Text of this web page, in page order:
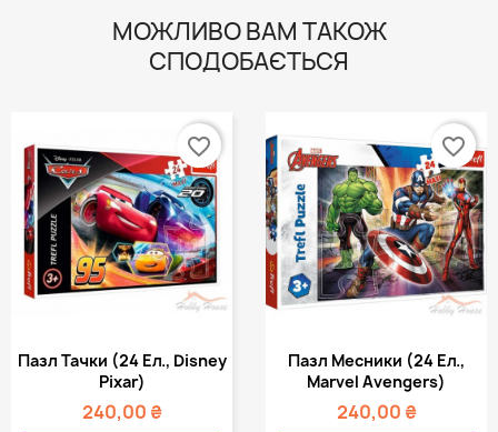
МОЖЛИВО ВАМ ТАКОЖ
СПОДОБАЄТЬСЯ
Пазл Тачки (24 Ел., Disney
Pixar)
240,00 ₴
favorite_border
Пазл Месники (24 Ел.,
Marvel Avengers)
240,00 ₴
favorite_border